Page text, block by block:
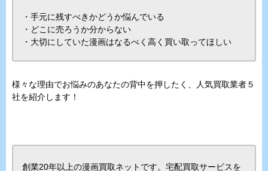
・手元に残すべきかどうか悩んでいる
・どこに売ろうか分からない
・大切にしていた漫画はなるべく高く買い取ってほしい
様々な理由でお悩みのあなたの背中を押したく、人気買取業者５
社を紹介します！
創業20年以上の漫画買取ネットです。宅配買取サービスを